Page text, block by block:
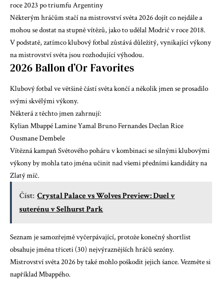
roce 2023 po triumfu Argentiny
Některým hráčům stačí na mistrovství světa 2026 dojít co nejdále a
mohou se dostat na stupně vítězů, jako to udělal Modrić v roce 2018.
V podstatě, zatímco klubový fotbal zůstává důležitý, vynikající výkony
na mistrovství světa jsou rozhodující výhodou.
2026 Ballon d’Or Favorites
Klubový fotbal ve většině částí světa končí a několik jmen se prosadilo
svými skvělými výkony.
Některá z těchto jmen zahrnují:
Kylian Mbappé Lamine Yamal Bruno Fernandes Declan Rice
Ousmane Dembele
Vítězná kampaň Světového poháru v kombinaci se silnými klubovými
výkony by mohla tato jména učinit nad všemi předními kandidáty na
Zlatý míč.
Číst: Crystal Palace vs Wolves Preview: Duel v
suterénu v Selhurst Park
Seznam je samozřejmě vyčerpávající, protože konečný shortlist
obsahuje jména třiceti (30) nejvýraznějších hráčů sezóny.
Mistrovství světa 2026 by také mohlo poškodit jejich šance. Vezměte si
například Mbappého.